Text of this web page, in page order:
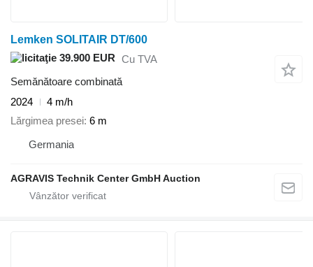
Lemken SOLITAIR DT/600
39.900 EUR Cu TVA
Semănătoare combinată
2024
4 m/h
Lărgimea presei 6 m
Germania
AGRAVIS Technik Center GmbH Auction